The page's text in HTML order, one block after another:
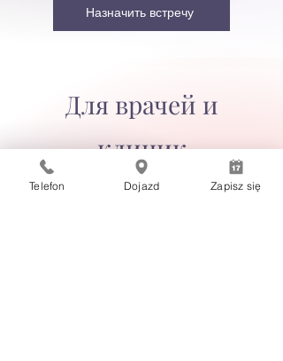
Назначить встречу
Для врачей и
клиник
WarsawDentalConsulting
Telefon Dojazd Zapisz się